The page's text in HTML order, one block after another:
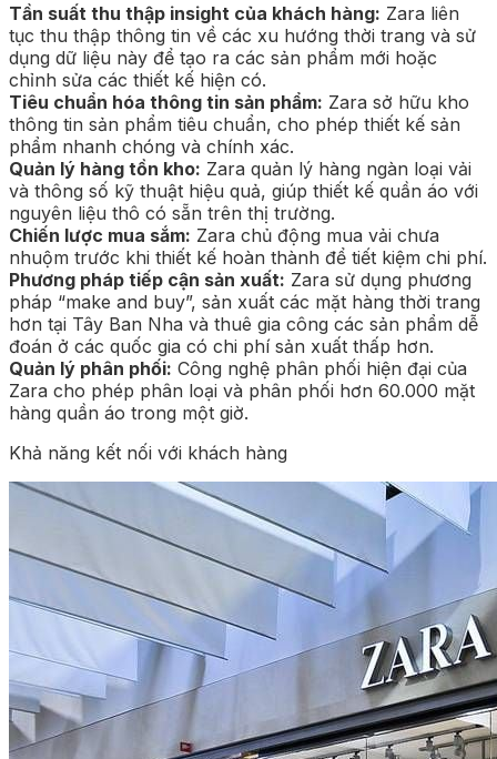
Tần suất thu thập insight của khách hàng: Zara liên
tục thu thập thông tin về các xu hướng thời trang và sử
dụng dữ liệu này để tạo ra các sản phẩm mới hoặc
chỉnh sửa các thiết kế hiện có.
Tiêu chuẩn hóa thông tin sản phẩm: Zara sở hữu kho
thông tin sản phẩm tiêu chuẩn, cho phép thiết kế sản
phẩm nhanh chóng và chính xác.
Quản lý hàng tồn kho: Zara quản lý hàng ngàn loại vải
và thông số kỹ thuật hiệu quả, giúp thiết kế quần áo với
nguyên liệu thô có sẵn trên thị trường.
Chiến lược mua sắm: Zara chủ động mua vải chưa
nhuộm trước khi thiết kế hoàn thành để tiết kiệm chi phí.
Phương pháp tiếp cận sản xuất: Zara sử dụng phương
pháp “make and buy”, sản xuất các mặt hàng thời trang
hơn tại Tây Ban Nha và thuê gia công các sản phẩm dễ
đoán ở các quốc gia có chi phí sản xuất thấp hơn.
Quản lý phân phối: Công nghệ phân phối hiện đại của
Zara cho phép phân loại và phân phối hơn 60.000 mặt
hàng quần áo trong một giờ.
Khả năng kết nối với khách hàng